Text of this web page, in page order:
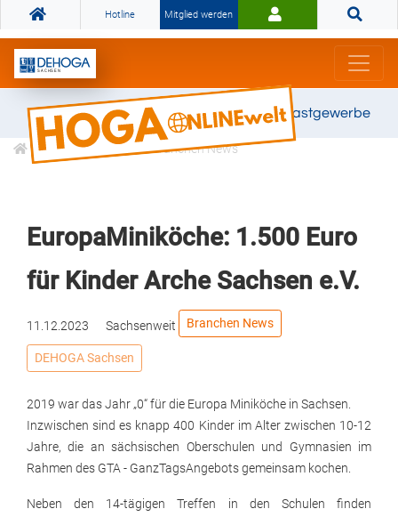
Hotline Mitglied werden
Gemeinsam stark für das Gastgewerbe
Informationen Branchen News
EuropaMiniköche: 1.500 Euro
für Kinder Arche Sachsen e.V.
11.12.2023 Sachsenweit Branchen News
DEHOGA Sachsen
2019 war das Jahr „0“ für die Europa Miniköche in Sachsen.
Inzwischen sind es knapp 400 Kinder im Alter zwischen 10-12
Jahre, die an sächsischen Oberschulen und Gymnasien im
Rahmen des GTA - GanzTagsAngebots gemeinsam kochen.
Neben den 14-tägigen Treffen in den Schulen finden